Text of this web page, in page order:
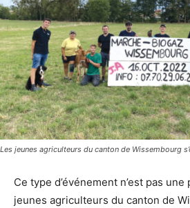
Les jeunes agriculteurs du canton de Wissembourg
Ce type d’événement n’est pas
jeunes agriculteurs du canton de